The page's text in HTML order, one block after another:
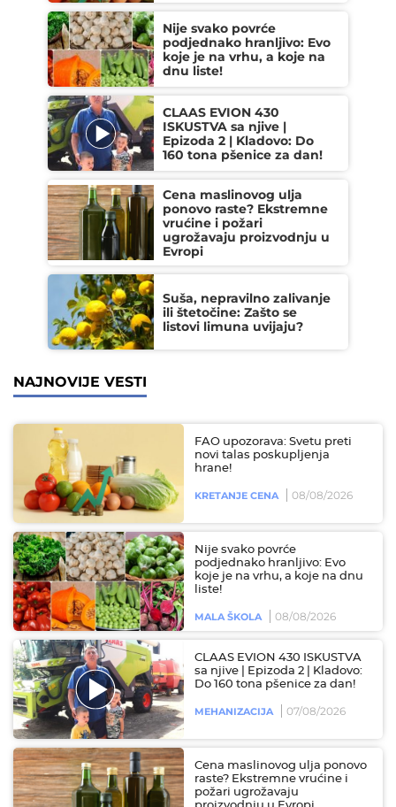
Nije svako povrće
podjednako hranljivo: Evo
koje je na vrhu, a koje na
dnu liste!
CLAAS EVION 430
ISKUSTVA sa njive |
Epizoda 2 | Kladovo: Do
160 tona pšenice za dan!
Cena maslinovog ulja
ponovo raste? Ekstremne
vrućine i požari
ugrožavaju proizvodnju u
Evropi
Suša, nepravilno zalivanje
ili štetočine: Zašto se
listovi limuna uvijaju?
NAJNOVIJE VESTI
FAO upozorava: Svetu preti
novi talas poskupljenja
hrane!
KRETANJE CENA 08/08/2026
Nije svako povrće
podjednako hranljivo: Evo
koje je na vrhu, a koje na dnu
liste!
MALA ŠKOLA 08/08/2026
CLAAS EVION 430 ISKUSTVA
sa njive | Epizoda 2 | Kladovo:
Do 160 tona pšenice za dan!
MEHANIZACIJA 07/08/2026
Cena maslinovog ulja ponovo
raste? Ekstremne vrućine i
požari ugrožavaju